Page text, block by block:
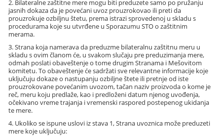
2. Bilateralne zaštitne mere mogu biti preduzete samo po pružanju
jasnih dokaza da je povećani uvoz prouzrokovao ili preti da
prouzrokuje ozbiljnu štetu, prema istrazi sprovedenoj u skladu s
procedurama koje su utvrđene u Sporazumu STO o zaštitnim
merama.
3. Strana koja namerava da preduzme bilateralnu zaštitnu meru u
skladu s ovim članom će, u svakom slučaju pre preduzimanja mere,
odmah poslati obaveštenje o tome drugim Stranama i Mešovitom
komitetu. To obaveštenje će sadržati sve relevantne informacije koje
uključuju dokaze o nastupanju ozbiljne štete ili pretnje od iste
prouzrokovane povećanim uvozom, tačan naziv proizvoda o kome je
reč, meru koju predlaže, kao i predloženi datum njenog uvođenja,
očekivano vreme trajanja i vremenski raspored postepenog ukidanja
te mere.
4. Ukoliko se ispune uslovi iz stava 1, Strana uvoznica može preduzeti
mere koje uključuju: